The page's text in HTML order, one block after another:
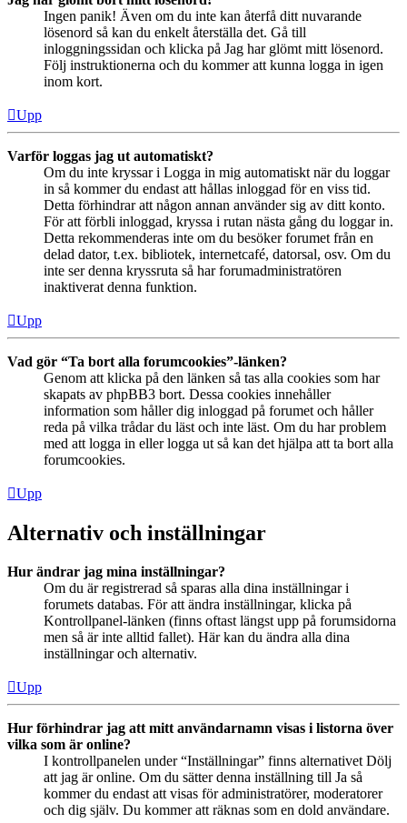
Ingen panik! Även om du inte kan återfå ditt nuvarande
lösenord så kan du enkelt återställa det. Gå till
inloggningssidan och klicka på Jag har glömt mitt lösenord.
Följ instruktionerna och du kommer att kunna logga in igen
inom kort.
Upp
Varför loggas jag ut automatiskt?
Om du inte kryssar i Logga in mig automatiskt när du loggar
in så kommer du endast att hållas inloggad för en viss tid.
Detta förhindrar att någon annan använder sig av ditt konto.
För att förbli inloggad, kryssa i rutan nästa gång du loggar in.
Detta rekommenderas inte om du besöker forumet från en
delad dator, t.ex. bibliotek, internetcafé, datorsal, osv. Om du
inte ser denna kryssruta så har forumadministratören
inaktiverat denna funktion.
Upp
Vad gör “Ta bort alla forumcookies”-länken?
Genom att klicka på den länken så tas alla cookies som har
skapats av phpBB3 bort. Dessa cookies innehåller
information som håller dig inloggad på forumet och håller
reda på vilka trådar du läst och inte läst. Om du har problem
med att logga in eller logga ut så kan det hjälpa att ta bort alla
forumcookies.
Upp
Alternativ och inställningar
Hur ändrar jag mina inställningar?
Om du är registrerad så sparas alla dina inställningar i
forumets databas. För att ändra inställningar, klicka på
Kontrollpanel-länken (finns oftast längst upp på forumsidorna
men så är inte alltid fallet). Här kan du ändra alla dina
inställningar och alternativ.
Upp
Hur förhindrar jag att mitt användarnamn visas i listorna över
vilka som är online?
I kontrollpanelen under “Inställningar” finns alternativet Dölj
att jag är online. Om du sätter denna inställning till Ja så
kommer du endast att visas för administratörer, moderatorer
och dig själv. Du kommer att räknas som en dold användare.